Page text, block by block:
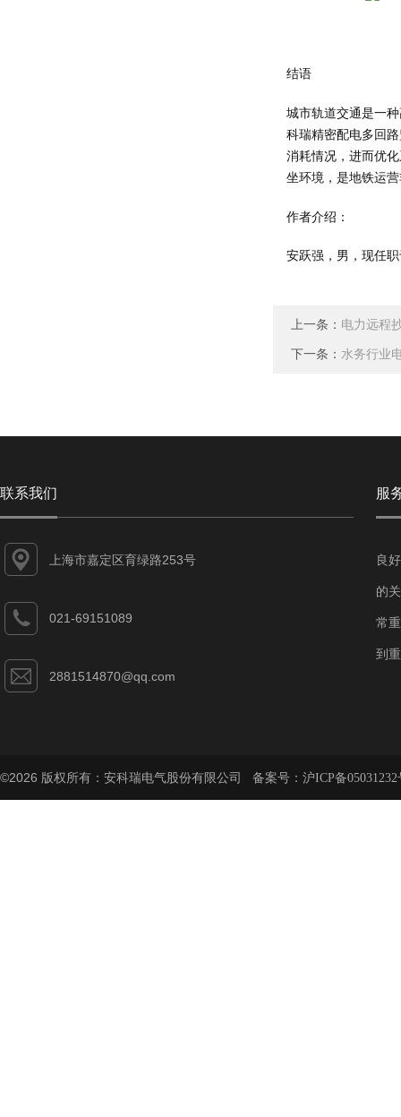
结语
城市轨道交通是一
科瑞精密配电多回
消耗情况，进而优
坐环境，是地铁运
作者介绍：
安跃强，男，现任
上一条： 电力远程
下一条： 水务行业
联系我们
上海市嘉定区育绿路253号
021-69151089
2881514870@qq.com
服
良
的
常
到
©2026 版权所有：安科瑞电气股份有限公司 备案号： 沪ICP备05031232